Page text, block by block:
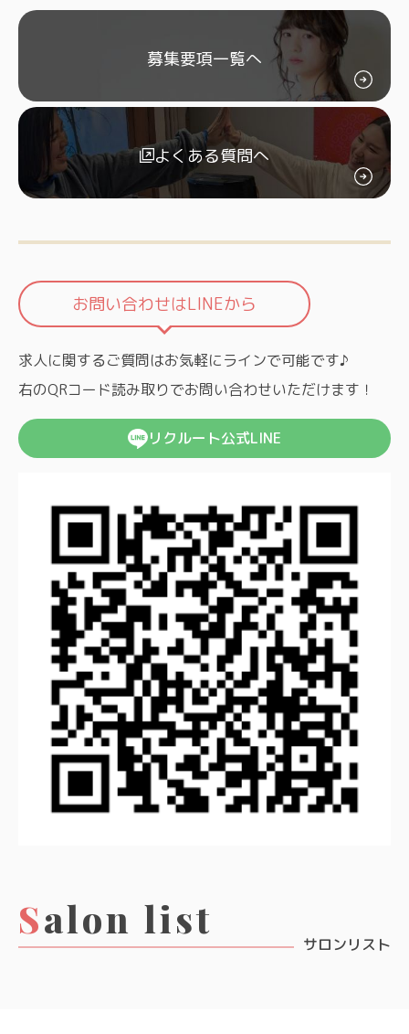
募集要項一覧へ
よくある質問へ
お問い合わせはLINEから
求人に関するご質問はお気軽にラインで可能です♪
右のQRコード読み取りでお問い合わせいただけます！
リクルート公式LINE
Salon list
サロンリスト